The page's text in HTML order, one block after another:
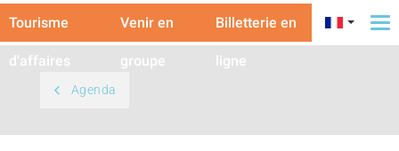
Tourisme
d'affaires
Venir en
groupe
Billetterie en
ligne
Agenda